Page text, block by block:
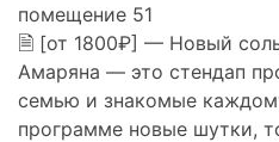
помещение 51
🗎 [от 1800₽] — Новый
Амаряна — это стендап
семью и знакомые
программе новые шутки,